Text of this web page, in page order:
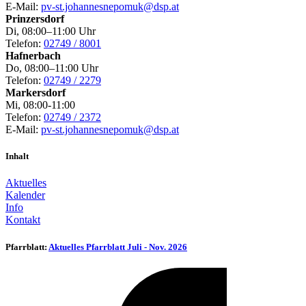
E-Mail: pv-st.johannesnepomuk@dsp.at
Prinzersdorf
Di, 08:00–11:00 Uhr
Telefon: 02749 / 8001
Hafnerbach
Do, 08:00–11:00 Uhr
Telefon: 02749 / 2279
Markersdorf
Mi, 08:00-11:00
Telefon: 02749 / 2372
E-Mail: pv-st.johannesnepomuk@dsp.at
Inhalt
Aktuelles
Kalender
Info
Kontakt
Pfarrblatt: Aktuelles Pfarrblatt Juli - Nov. 2026